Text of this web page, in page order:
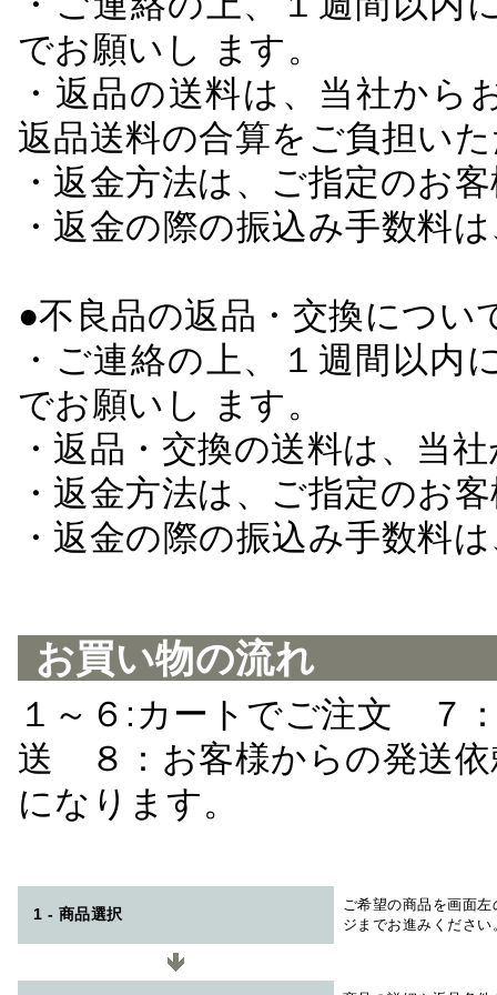
でお願いし ます。
・返品の送料は、当社か
返品送料の合算をご負担い
・返金方法は、ご指定のお
・返金の際の振込み手数料
●不良品の返品・交換につい
・ご連絡の上、１週間以
でお願いし ます。
・返品・交換の送料は、当
・返金方法は、ご指定のお
・返金の際の振込み手数料
お買い物の流れ
１～６:カートでご注文 ７
送 ８：お客様からの発送
になります。
1 - 商品選択
ご希望の商品を画面
ジまでお進みください